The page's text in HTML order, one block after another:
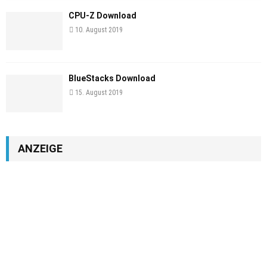
CPU-Z Download
10. August 2019
BlueStacks Download
15. August 2019
ANZEIGE